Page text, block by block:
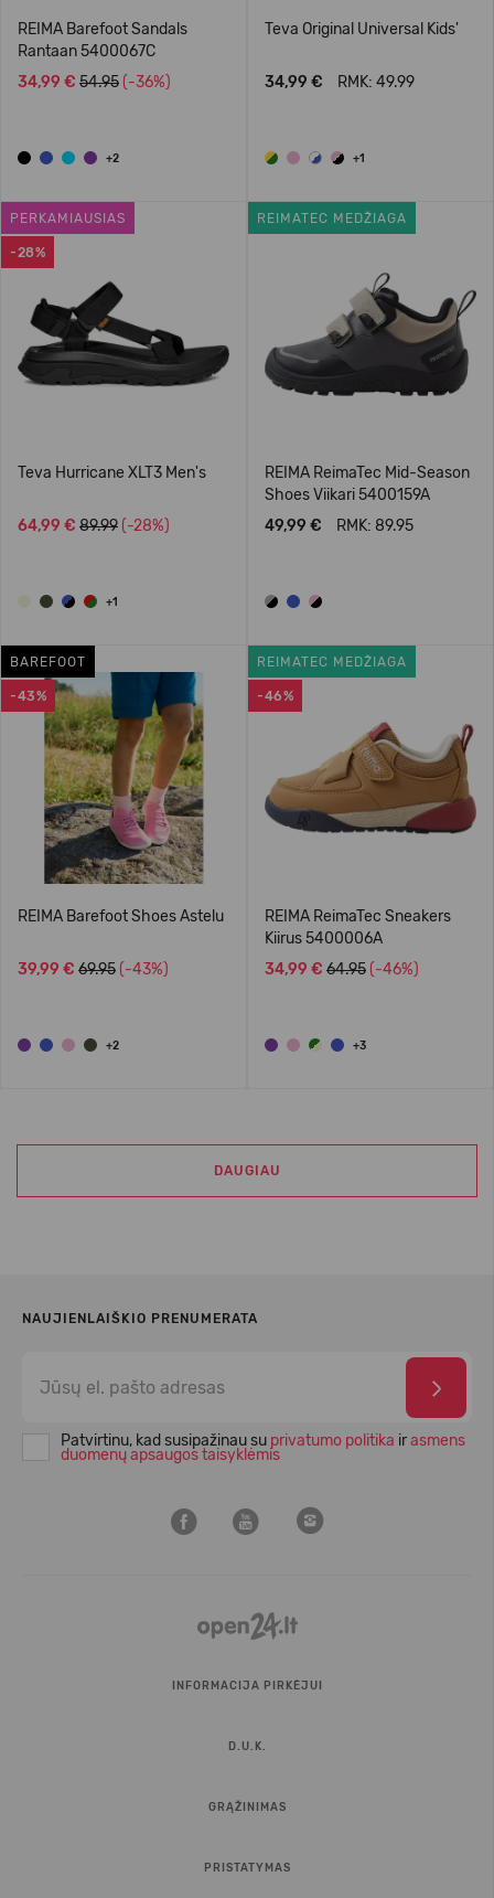
REIMA Barefoot Sandals
Rantaan 5400067C
34,99 € 54.95 (-36%)
+2
Teva Original Universal Kids'
34,99 € RMK: 49.99
+1
-28%
PERKAMIAUSIAS
Teva Hurricane XLT3 Men's
64,99 € 89.99 (-28%)
+1
REIMATEC MEDŽIAGA
REIMA ReimaTec Mid-Season
Shoes Viikari 5400159A
49,99 €
RMK: 89.95
-43%
BAREFOOT
REIMA Barefoot Shoes Astelu
39,99 € 69.95 (-43%)
+2
-46%
REIMATEC MEDŽIAGA
REIMA ReimaTec Sneakers
Kiirus 5400006A
34,99 € 64.95 (-46%)
+3
DAUGIAU
NAUJIENLAIŠKIO PRENUMERATA
Patvirtinu, kad susipažinau su privatumo politika irasmens
duomenų apsaugos taisyklėmis
INFORMACIJA PIRKĖJUI
D.U.K.
GRĄŽINIMAS
PRISTATYMAS